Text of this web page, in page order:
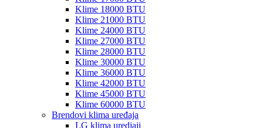
Klime 18000 BTU
Klime 21000 BTU
Klime 24000 BTU
Klime 27000 BTU
Klime 28000 BTU
Klime 30000 BTU
Klime 36000 BTU
Klime 42000 BTU
Klime 45000 BTU
Klime 60000 BTU
Brendovi klima uređaja
LG klima uredjaji